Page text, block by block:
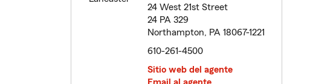
24 West 21st Street
24 PA 329
Northampton, PA 18067-1221
610-261-4500
Sitio web del agente